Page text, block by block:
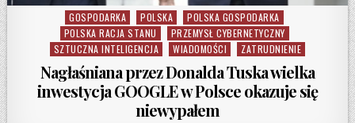
Posted in
GOSPODARKA POLSKA
POLSKA GOSPODARKA
POLSKA RACJA STANU
PRZEMYSŁ CYBERNETYCZNY
SZTUCZNA INTELIGENCJA
WIADOMOŚCI ZATRUDNIENIE
Nagłaśniana przez Donalda Tuska wielka
inwestycja GOOGLE w Polsce okazuje się
niewypałem